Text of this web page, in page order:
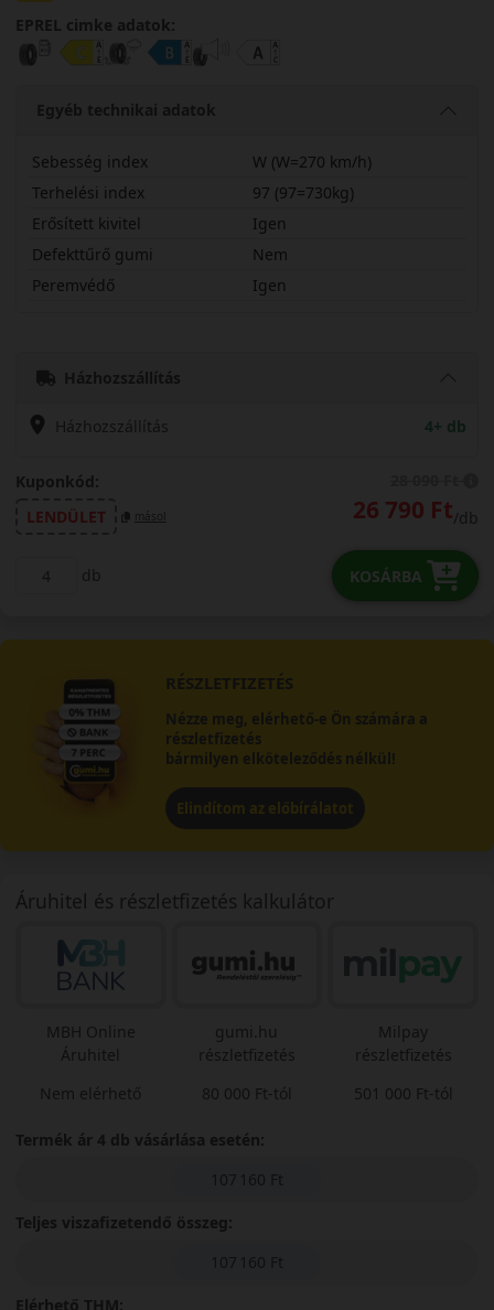
EPREL cimke adatok:
Egyéb technikai adatok
Sebesség index
W (W=270 km/h)
Terhelési index
97 (97=730kg)
Erősített kivitel
Igen
Defekttűrő gumi
Nem
Peremvédő
Igen
Házhozszállítás
Házhozszállítás 4+ db
Kuponkód:
LENDÜLET
másol 26 790 Ft/db
db KOSÁRBA
RÉSZLETFIZETÉS
Nézze meg, elérhető-e Ön számára a
részletfizetés
bármilyen elköteleződés nélkül!
Elindítom az előbírálatot
Áruhitel és részletfizetés kalkulátor
MBH Online
Áruhitel
Nem elérhető
gumi.hu
részletfizetés
80 000 Ft-tól
Milpay
részletfizetés
501 000 Ft-tól
Termék ár 4 db vásárlása esetén:
107 160 Ft
Teljes viszafizetendő összeg:
107 160 Ft
Elérhető THM: